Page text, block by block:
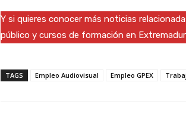
Y si quieres conocer más noticias
público y cursos de formación en
TAGS Empleo Audiovisual Empleo GPEX